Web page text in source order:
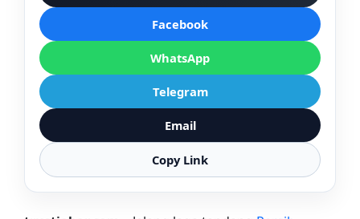
Facebook
WhatsApp
Telegram
Email
Copy Link